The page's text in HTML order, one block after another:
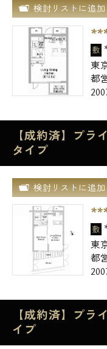
検討リストに追加
敷
東
都
【成約済】プ
タイプ
検討リストに追加
敷
東
都
【成約済】プラ
イプ